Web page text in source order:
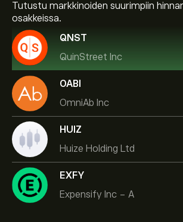
Tutustu markkinoiden suurimpiin
osakkeissa.
QNST
QuinStreet Inc
OABI
OmniAb Inc
HUIZ
Huize Holding Ltd
EXFY
Expensify Inc - A